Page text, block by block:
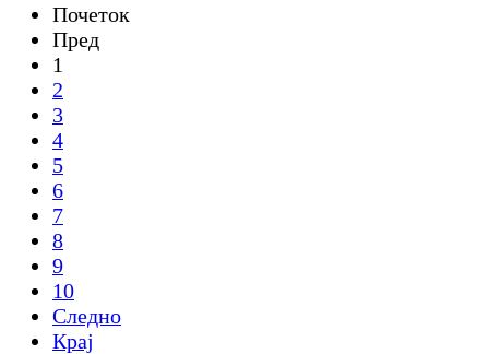
Почеток
Пред
1
2
3
4
5
6
7
8
9
10
Следно
Крај